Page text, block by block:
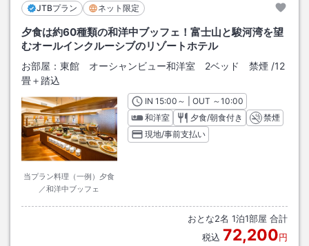
JTBプラン ネット限定
夕食は約60種類の和洋中ブッフェ！富士山と駿河湾を望
むオールインクルーシブのリゾートホテル
お部屋： 東館 オーシャンビュー和洋室 2ベッド 禁煙 /12
畳＋踏込
当プラン料理（一例）夕食
／和洋中ブッフェ
INチェックイン
15:00 ～ | OUT チェックアウト
～10:00
和洋室
夕食/朝食付き
禁煙
現地/事前支払い
おとな2名 1泊1部屋 合計
税込 72,200円